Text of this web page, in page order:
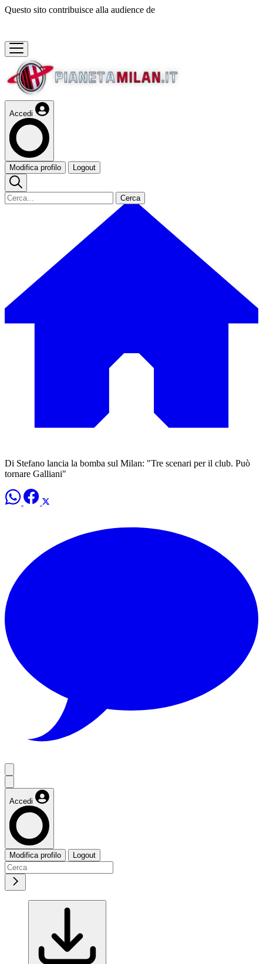
Questo sito contribuisce alla audience de
Accedi
Modifica profilo Logout
Cerca
Di Stefano lancia la bomba sul Milan: "Tre scenari per il club. Può
tornare Galliani"
Accedi
Modifica profilo Logout